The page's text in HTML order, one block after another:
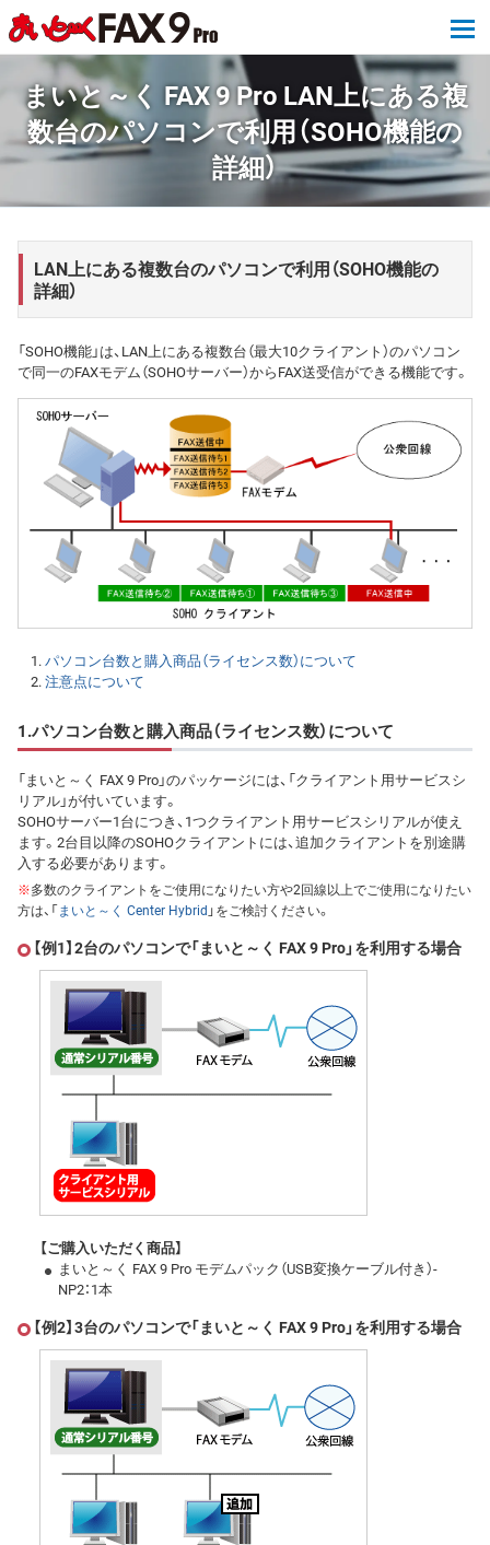
まいと～く FAX 9 Pro LAN上にある複
数台のパソコンで利用（SOHO機能の
詳細）
LAN上にある複数台のパソコンで利用（SOHO機能の
詳細）
「SOHO機能」は、LAN上にある複数台（最大10クライアント）のパソコン
で同一のFAXモデム（SOHOサーバー）からFAX送受信ができる機能です。
パソコン台数と購入商品（ライセンス数）について
注意点について
1.パソコン台数と購入商品（ライセンス数）について
「まいと～く FAX 9 Pro」のパッケージには、「クライアント用サービスシ
リアル」が付いています。
SOHOサーバー1台につき、1つクライアント用サービスシリアルが使え
ます。2台目以降のSOHOクライアントには、追加クライアントを別途購
入する必要があります。
※多数のクライアントをご使用になりたい方や2回線以上でご使用になりたい
方は、「まいと～く Center Hybrid 」をご検討ください。
【例1】2台のパソコンで「まいと～く FAX 9 Pro」を利用する場合
【ご購入いただく商品】
まいと～く FAX 9 Pro モデムパック（USB変換ケーブル付き）-
NP2：1本
【例2】3台のパソコンで「まいと～く FAX 9 Pro」を利用する場合